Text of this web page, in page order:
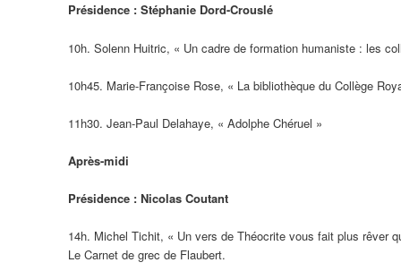
Présidence : Stéphanie Dord-Crouslé
10h. Solenn Huitric, « Un cadre de formation humaniste : les
10h45. Marie-Françoise Rose, « La bibliothèque du Collège
11h30. Jean-Paul Delahaye, « Adolphe Chéruel »
Après-midi
Présidence : Nicolas Coutant
14h. Michel Tichit, « Un vers de Théocrite vous fait plus rêver
Le Carnet de grec de Flaubert.